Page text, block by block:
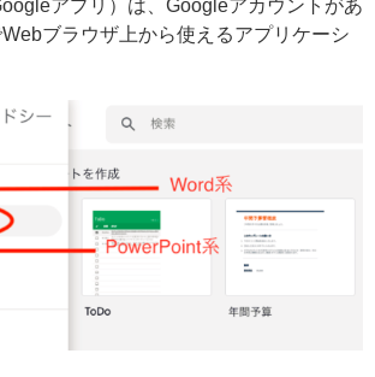
アプリ）は、Googleアカウントがあ
ブラウザ上から使えるアプリケーシ